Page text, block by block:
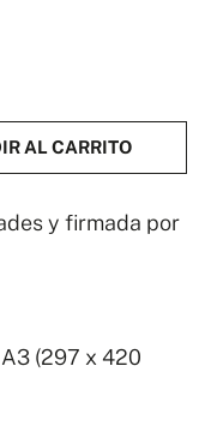
AL CARRITO
y firmada por
(297 x 420